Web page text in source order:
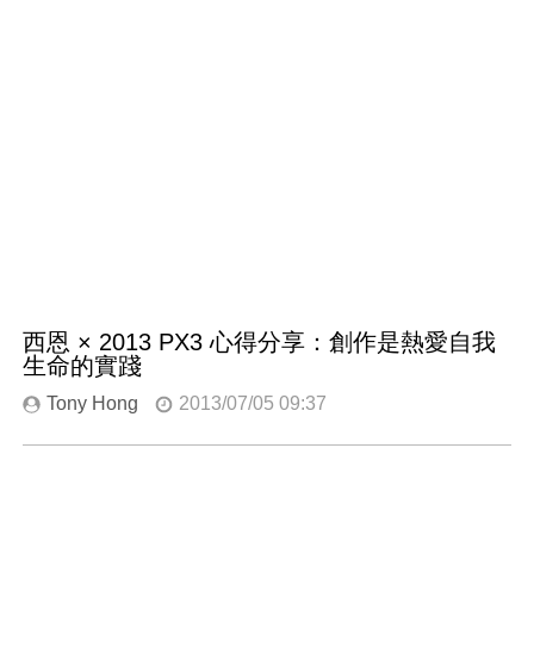
西恩 × 2013 PX3 心得分享：創作是熱愛自我
生命的實踐
Tony Hong 2013/07/05 09:37